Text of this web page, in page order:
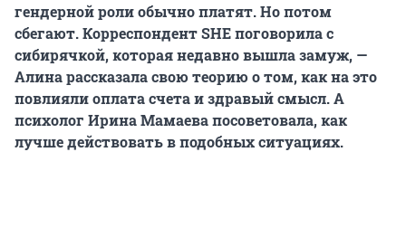
гендерной роли обычно платят. Но потом
сбегают. Корреспондент SHE поговорила с
сибирячкой, которая недавно вышла замуж, —
Алина рассказала свою теорию о том, как на это
повлияли оплата счета и здравый смысл. А
психолог Ирина Мамаева посоветовала, как
лучше действовать в подобных ситуациях.